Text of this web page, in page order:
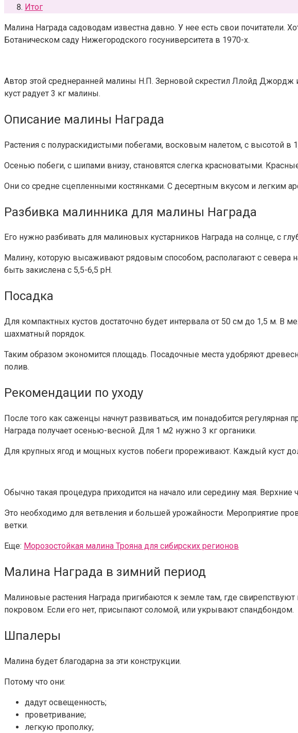
Итог
Малина Награда садоводам известна давно. У нее есть свои
Ботаническом саду Нижегородского госуниверситета в 1970-х.
Автор этой среднеранней малины Н.П. Зерновой скрестил Ллойд
куст радует 3 кг малины.
Описание малины Награда
Растения с полураскидистыми побегами, восковым налетом, с высотой в
Осенью побеги, с шипами внизу, становятся слегка красноватыми.
Они со средне сцепленными костянками. С десертным вкусом и легким
Разбивка малинника для малины Награда
Его нужно разбивать для малиновых кустарников Награда на солнце, с
Малину, которую высаживают рядовым способом, располагают с севера
быть закислена с 5,5-6,5 рН.
Посадка
Для компактных кустов достаточно будет интервала от 50 см до 1,5 м. В
шахматный порядок.
Таким образом экономится площадь. Посадочные места удобряют
полив.
Рекомендации по уходу
После того как саженцы начнут развиваться, им понадобится
Награда получает осенью-весной. Для 1 м2 нужно 3 кг органики.
Для крупных ягод и мощных кустов побеги прореживают. Каждый куст
Обычно такая процедура приходится на начало или середину мая.
Это необходимо для ветвления и большей урожайности. Мероприятие
ветки.
Еще: Морозостойкая малина Трояна для сибирских регионов
Малина Награда в зимний период
Малиновые растения Награда пригибаются к земле там, где
покровом. Если его нет, присыпают соломой, или укрывают спандбондом.
Шпалеры
Малина будет благодарна за эти конструкции.
Потому что они:
дадут освещенность;
проветривание;
легкую прополку;